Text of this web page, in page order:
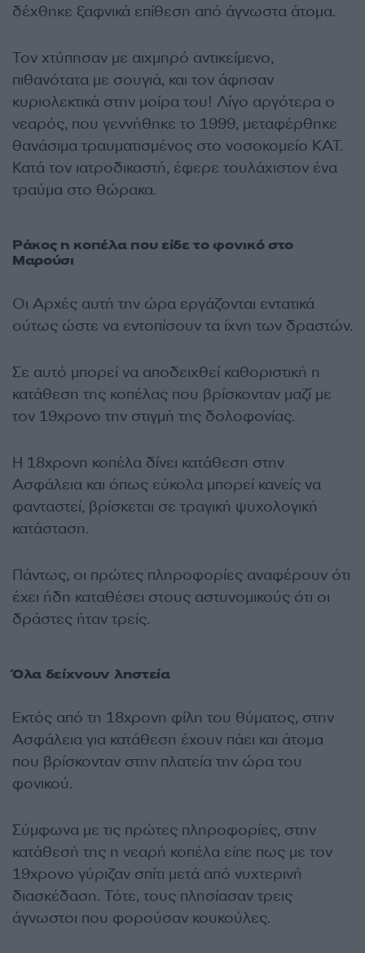
δέχθηκε ξαφνικά επίθεση από άγνωστα άτομα.
Τον χτύπησαν με αιχμηρό αντικείμενο,
πιθανότατα με σουγιά, και τον άφησαν
κυριολεκτικά στην μοίρα του! Λίγο αργότερα ο
νεαρός, που γεννήθηκε το 1999, μεταφέρθηκε
θανάσιμα τραυματισμένος στο νοσοκομείο ΚΑΤ.
Κατά τον ιατροδικαστή, έφερε τουλάχιστον ένα
τραύμα στο θώρακα.
Ράκος η κοπέλα που είδε το φονικό στο
Μαρούσι
Οι Αρχές αυτή την ώρα εργάζονται εντατικά
ούτως ώστε να εντοπίσουν τα ίχνη των δραστών.
Σε αυτό μπορεί να αποδειχθεί καθοριστική η
κατάθεση της κοπέλας που βρίσκονταν μαζί με
τον 19χρονο την στιγμή της δολοφονίας.
Η 18χρονη κοπέλα δίνει κατάθεση στην
Ασφάλεια και όπως εύκολα μπορεί κανείς να
φανταστεί, βρίσκεται σε τραγική ψυχολογική
κατάσταση.
Πάντως, οι πρώτες πληροφορίες αναφέρουν ότι
έχει ήδη καταθέσει στους αστυνομικούς ότι οι
δράστες ήταν τρείς.
Όλα δείχνουν ληστεία
Εκτός από τη 18χρονη φίλη του θύματος, στην
Ασφάλεια για κατάθεση έχουν πάει και άτομα
που βρίσκονταν στην πλατεία την ώρα του
φονικού.
Σύμφωνα με τις πρώτες πληροφορίες, στην
κατάθεσή της η νεαρή κοπέλα είπε πως με τον
19χρονο γύριζαν σπίτι μετά από νυχτερινή
διασκέδαση. Τότε, τους πλησίασαν τρεις
άγνωστοι που φορούσαν κουκούλες.